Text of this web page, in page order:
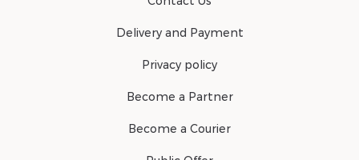
Delivery and Payment
Privacy policy
Become a Partner
Become a Courier